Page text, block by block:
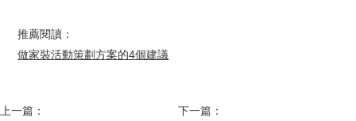
推薦閱讀：
做家裝活動策劃方案的4個建議
上一篇： 下一篇：